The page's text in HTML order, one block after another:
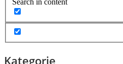
Search in content
Kategorie